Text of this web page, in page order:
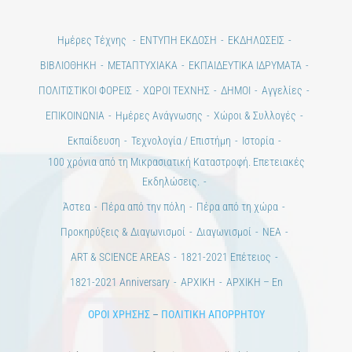
Ημέρες Τέχνης ΕΝΤΥΠΗ ΕΚΔΟΣΗ
ΕΚΔΗΛΩΣΕΙΣ
ΒΙΒΛΙΟΘΗΚΗ
ΜΕΤΑΠΤΥΧΙΑΚΑ
ΕΚΠΑΙΔΕΥΤΙΚΑ ΙΔΡΥΜΑΤΑ
ΠΟΛΙΤΙΣΤΙΚΟΙ ΦΟΡΕΙΣ
ΧΩΡΟΙ ΤΕΧΝΗΣ ΔΗΜΟΙ
Αγγελίες
ΕΠΙΚΟΙΝΩΝΙΑ
Ημέρες Ανάγνωσης
Χώροι & Συλλογές
Εκπαίδευση
Τεχνολογία / Επιστήμη
Ιστορία
100 χρόνια από τη Μικρασιατική Καταστροφή. Επετειακές
Εκδηλώσεις.
Άστεα
Πέρα από την πόλη
Πέρα από τη χώρα
Προκηρύξεις & Διαγωνισμοί
Διαγωνισμοί
ΝΕΑ
ART & SCIENCE AREAS
1821-2021 Επέτειος
1821-2021 Anniversary
ΑΡΧΙΚΗ ΑΡΧΙΚΗ – En
ΟΡΟΙ ΧΡΗΣΗΣ– ΠΟΛΙΤΙΚΗ ΑΠΟΡΡΗΤΟΥ